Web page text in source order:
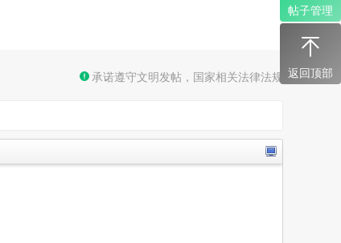
承诺遵守文明发帖，国家相关法律法规
帖子管理
返回顶部